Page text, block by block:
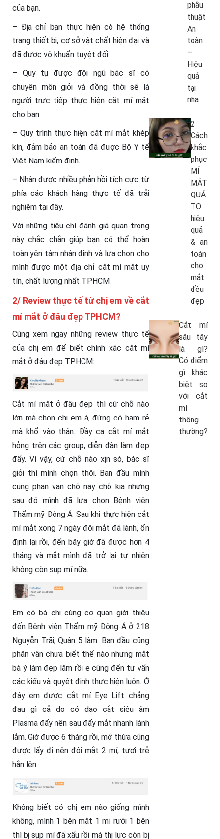
của bạn.
– Địa chỉ bạn thực hiện có hệ thống
trang thiết bị, cơ sở vật chất hiện đại và
đã được vô khuẩn tuyệt đối.
– Quy tụ được đội ngũ bác sĩ có
chuyên môn giỏi và đồng thời sẽ là
người trực tiếp thực hiện cắt mí mắt
cho bạn.
– Quy trình thực hiện cắt mí mắt khép
kín, đảm bảo an toàn đã được Bộ Y tế
Việt Nam kiểm định.
– Nhận được nhiều phản hồi tích cực từ
phía các khách hàng thực tế đã trải
nghiệm tại đây.
Với những tiêu chí đánh giá quan trọng
này chắc chắn giúp bạn có thể hoàn
toàn yên tâm nhận định và lựa chọn cho
mình được một địa chỉ cắt mí mắt uy
tín, chất lượng nhất TPHCM.
2/ Review thực tế từ chị em về cắt
mí mắt ở đâu đẹp TPHCM?
Cùng xem ngay những review thực tế
của chị em để biết chính xác cắt mí
mắt ở đâu đẹp TPHCM:
Cắt mí mắt ở đâu đẹp thì cứ chỗ nào
lớn mà chọn chị em à, đừng có ham rẻ
mà khổ vào thân. Đầy ca cắt mí mắt
hỏng trên các group, diễn đàn làm đẹp
đấy. Vì vậy, cứ chỗ nào xịn sò, bác sĩ
giỏi thì mình chọn thôi. Ban đầu mình
cũng phân vân chỗ này chỗ kia nhưng
sau đó mình đã lựa chọn Bệnh viện
Thẩm mỹ Đông Á. Sau khi thực hiện cắt
mí mắt xong 7 ngày đôi mắt đã lành, ổn
định lại rồi, đến bây giờ đã được hơn 4
tháng và mắt mình đã trở lại tự nhiên
không còn sụp mí nữa.
Em có bà chị cùng cơ quan giới thiệu
đến Bệnh viện Thẩm mỹ Đông Á ở 218
Nguyễn Trãi, Quận 5 làm. Ban đầu cũng
phân vân chưa biết thế nào nhưng mắt
bà ý làm đẹp lắm rồi e cũng đến tư vấn
các kiểu và quyết định thực hiện luôn. Ở
đây em được cắt mí Eye Lift chẳng
đau gì cả do có dao cắt siêu âm
Plasma đấy nên sau đấy mắt nhanh lành
lắm. Giờ được 6 tháng rồi, mỡ thừa cũng
được lấy đi nên đôi mắt 2 mí, tươi trẻ
hẳn lên.
Không biết có chị em nào giống mình
không, mình 1 bên mắt 1 mí rưỡi 1 bên
thì bị sụp mí đã xấu rồi mà thị lực còn bị
phẫu
thuật
An
toàn
–
Hiệu
quả
tại
nhà
2
Cách
khắc
phục
MÍ
MẮT
QUÁ
TO
hiệu
quả
& an
toàn
cho
mắt
đều
đẹp
Cắt mí
sâu tây
là gì?
Có điểm
gì khác
biệt so
với cắt
mí
thông
thường?